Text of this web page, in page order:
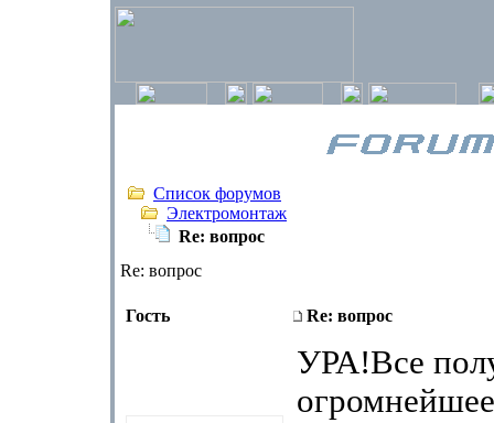
Список форумов
Электромонтаж
Re: вопрос
Re: вопрос
Гость Re: вопрос
УРА!Все